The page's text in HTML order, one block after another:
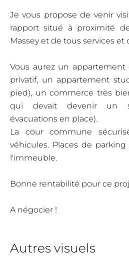
Je vous propose de venir
rapport situé à proximité
Massey et de tous services
Vous aurez un appartement
privatif, un appartement
pied), un commerce très
qui devait devenir un
évacuations en place).
La cour commune
véhicules. Places de
l'immeuble.
Bonne rentabilité pour ce
A négocier !
Autres visuels